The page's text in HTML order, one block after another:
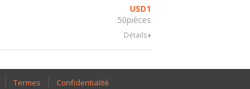
USD1
50pièces
Détails
Termes Confidentialité